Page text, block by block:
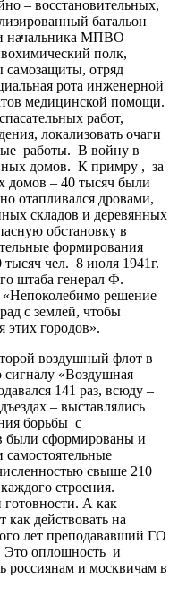
– восстановительных,
батальон
начальника МПВО
полк,
самозащиты, отряд
рота инженерной
медицинской помощи.
работ,
локализовать очаги
работы. В войну в
домов. К примру , за
домов – 40 тысяч были
отапливался дровами,
складов и деревянных
обстановку в
формирования
чел. 8 июля 1941г.
штаба генерал Ф.
«Непоколебимо решение
с землей, чтобы
этих городов».
воздушный флот в
сигналу «Воздушная
141 раз, всюду –
– выставлялись
борьбы с
были сформированы и
свыше 210
строения.
А как
действовать на
лет преподававший ГО
оплошность и
россиянам и москвичам в